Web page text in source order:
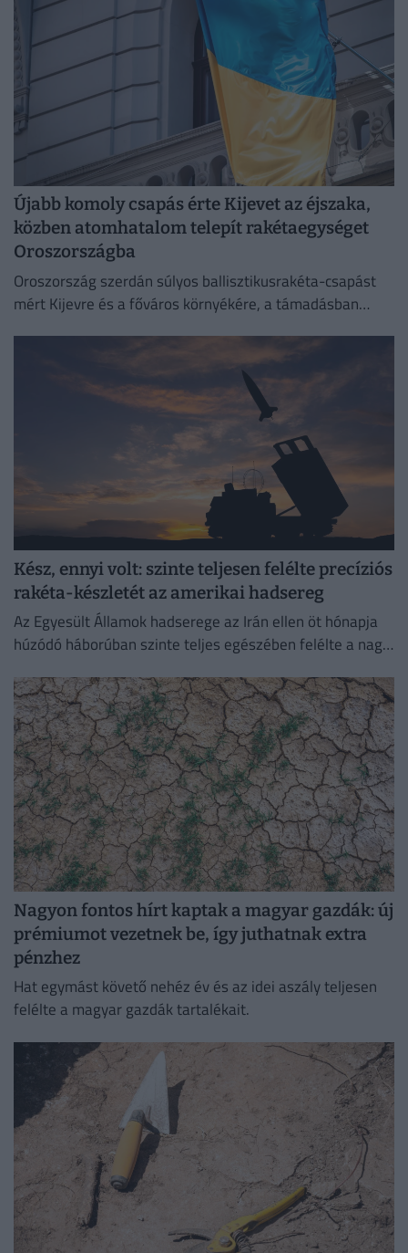
Újabb komoly csapás érte Kijevet az éjszaka,
közben atomhatalom telepít rakétaegységet
Oroszországba
Oroszország szerdán súlyos ballisztikusrakéta-csapást
mért Kijevre és a főváros környékére, a támadásban
Kész, ennyi volt: szinte teljesen felélte precíziós
rakéta-készletét az amerikai hadsereg
Az Egyesült Államok hadserege az Irán ellen öt hónapja
húzódó háborúban szinte teljes egészében felélte a nagy
Nagyon fontos hírt kaptak a magyar gazdák: új
prémiumot vezetnek be, így juthatnak extra
pénzhez
Hat egymást követő nehéz év és az idei aszály teljesen
felélte a magyar gazdák tartalékait.